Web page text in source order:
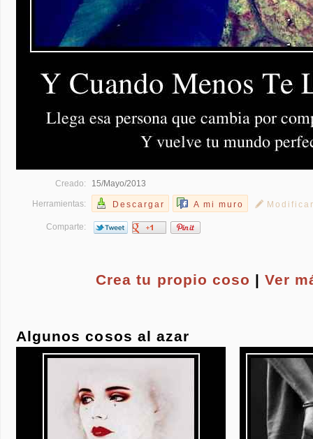
Creado: 15/Mayo/2013
Herramientas: Descargar A mi muro
Comparte:
Crea tu propio coso |Ver
Algunos cosos al azar